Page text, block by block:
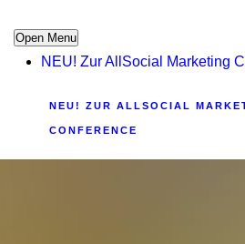
Open Menu
NEU! Zur AllSocial Marketing
NEU! ZUR ALLSOCIAL
CONFERENCE